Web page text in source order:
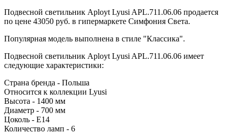
Подвесной светильник Aployt Lyusi APL.711.06.06 продается
по цене 43050 руб. в гипермаркете Симфония Света.
Популярная модель выполнена в стиле "Классика".
Подвесной светильник Aployt Lyusi APL.711.06.06 имеет
следующие характеристики:
Страна бренда - Польша
Относится к коллекции Lyusi
Высота - 1400 мм
Диаметр - 700 мм
Цоколь - E14
Количество ламп - 6